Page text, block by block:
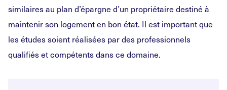
similaires au plan d’épargne d’un propriétaire destiné à
maintenir son logement en bon état. Il est important que
les études soient réalisées par des professionnels
qualifiés et compétents dans ce domaine.